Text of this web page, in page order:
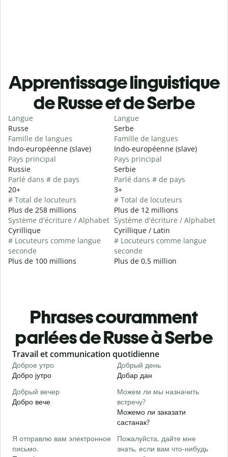
Apprentissage linguistique
de Russe et de Serbe
Langue
Russe
Famille de langues
Indo-européenne (slave)
Pays principal
Russie
Parlé dans # de pays
20+
# Total de locuteurs
Plus de 258 millions
Système d'écriture / Alphabet
Cyrillique
# Locuteurs comme langue
seconde
Plus de 100 millions
Langue
Serbe
Famille de langues
Indo-européenne (slave)
Pays principal
Serbie
Parlé dans # de pays
3+
# Total de locuteurs
Plus de 12 millions
Système d'écriture / Alphabet
Cyrillique / Latin
# Locuteurs comme langue
seconde
Plus de 0,5 million
Phrases couramment
parlées de Russe à Serbe
Slide 1 of 6
Travail et communication quotidienne
Доброе утро
Добро јутро
Добрый день
Добар дан
Добрый вечер
Добро вече
Можем ли мы назначить
встречу?
Можемо ли заказати
састанак?
Я отправлю вам электронное
письмо.
Пожалуйста, дайте мне
знать, если вам что-нибудь